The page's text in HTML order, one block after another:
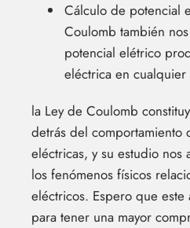
Cálculo de potencial
Coulomb también
potencial elétrico
eléctrica en cualquier
la Ley de Coulomb
detrás del comportamiento
eléctricas, y su estudio nos
los fenómenos físicos
eléctricos. Espero que
para tener una mayor